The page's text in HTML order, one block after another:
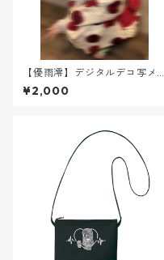
【優雨澪】デジタルデコ写メ⭐︎
浴衣⭐︎
¥2,000